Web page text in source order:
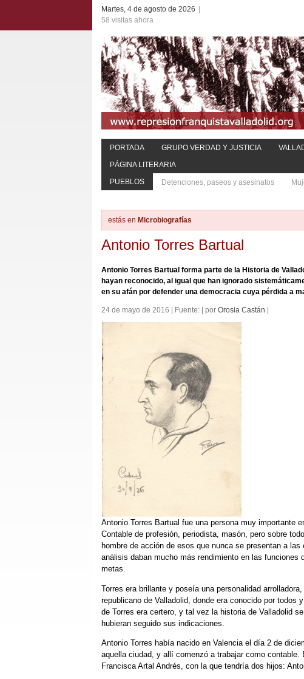
Martes, 4 de agosto de 2026
58 visitas ahora
PORTADA GRUPO VERDAD Y JUSTICIA
PÁGINA LITERARIA
PUEBLOS
Detenciones, paseos y asesinatos
estás en Microbiografías
Antonio Torres Bartual
Antonio Torres Bartual forma parte de la Historia de
hayan reconocido, al igual que han ignorado
en su afán por defender una democracia cuya pérdida a
24 de mayo de 2016 | Fuente: | por Orosia Castán
Antonio Torres Bartual fue una persona muy importante
Contable de profesión, periodista, masón, pero sobre
hombre de acción de esos que nunca se presentan a
análisis daban mucho más rendimiento en las
metas.
Torres era brillante y poseía una personalidad
republicano de Valladolid, donde era conocido por
de Torres era certero, y tal vez la historia de Valladolid
hubieran seguido sus indicaciones.
Antonio Torres había nacido en Valencia el día 2 de
aquella ciudad, y allí comenzó a trabajar como
Francisca Artal Andrés, con la que tendría dos hijos: